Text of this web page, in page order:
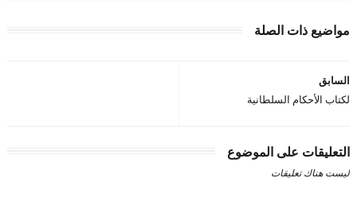
مواضيع ذات الصلة
السابق
لكتاب الأحكام السلطانية
التعليقات على الموضوع
ليست هناك تعليقات